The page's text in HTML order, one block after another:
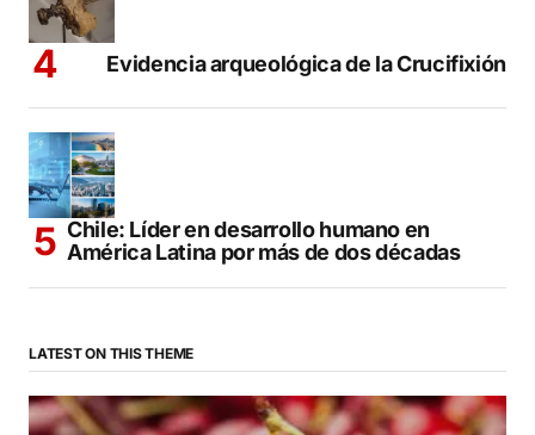
Evidencia arqueológica de la Crucifixión
Chile: Líder en desarrollo humano en
América Latina por más de dos décadas
LATEST ON THIS THEME